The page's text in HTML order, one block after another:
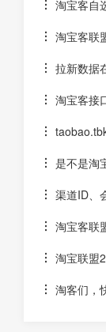
淘宝客自
淘宝客联
拉新数据
淘宝客接
是不是淘
渠道ID、
淘宝客联
淘宝联盟
淘客们，